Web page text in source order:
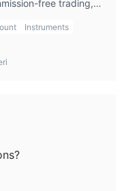
free trading,
up to 1:2000. It is
lacks tailored
Instruments